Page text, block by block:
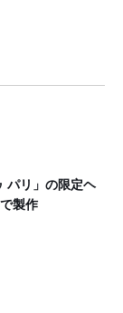
パリ」の限定ヘ
製作